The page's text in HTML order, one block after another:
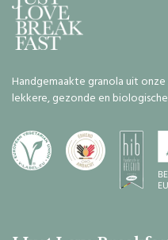
Handgemaakte granola uit
lekkere, gezonde en